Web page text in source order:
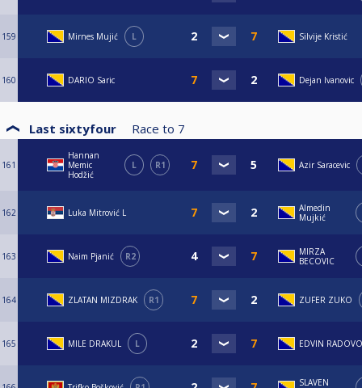
159 Mirnes Mujić L Silvije Kristić
160 DARIO Saric Dejan Ivanovic
Last sixtyfour Race to 7
161
Hannan
Memic
Hodžić
L R1 Azir Saracevic
162 Luka Mitrović L
Almedin
Mujkić
163 Naim Pjanić R2
MIRZA
BECOVIC
164 ZLATAN MIZDRAK R1 ZUFER ZUKO
165 MILE DRAKUL L EDVIN
SLAVEN